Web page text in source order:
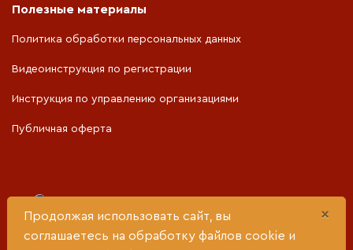
×
Продолжая использовать сайт, вы
соглашаетесь на обработку файлов cookie и
Полезные материалы
Политика обработки персональных данных
Видеоинструкция по регистрации
Инструкция по управлению организациями
Публичная оферта
Министерства социальной политики Свердловской